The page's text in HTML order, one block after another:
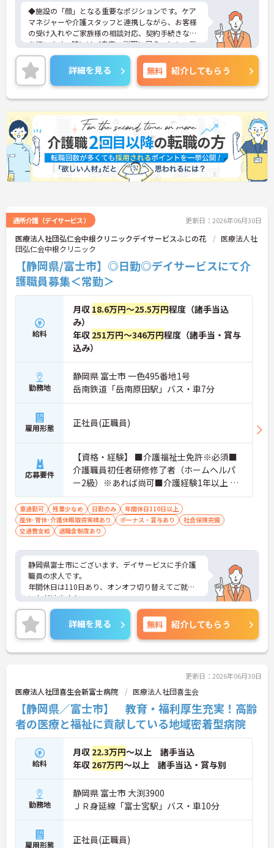
◆施設の「顔」となる重要なポジションです。ケア
マネジャーや介護スタッフと連携しながら、お客様
の受け入れやご家族様の相談対応、契約手続きなど
を行います。時にはご自宅へ説明に伺うことも。業
務の幅は広いですが、その分、お客様の「困った」
に寄り添い、解決できた時の喜びはひとしおです。
親身な対応ができるあなたを、スタッフみんなが待
っています。
◆年間休日は117日以上あり、シフト制ですが希望
休も考慮してもらえるので予定が立てやすいのが嬉
しいポイントです。有給休暇は1時間単位で取得でき
るので、「ちょっと用事を済ませたい」という時に
も便利。オンとオフを上手に切り替えて、自分らし
い働き方が実現できます。
◆タブレット端末を活用した介護記録システムを導
入♪スタッフ同士の情報共有もスムーズになり、
詳細を見る 無料 紹介してもらう
通所介護（デイサービス） 更新日：2026年06月30日
医療法人社団弘仁会中根クリニックデイサービスふじの花
医療法人社
団弘仁会中根クリニック
【静岡県/富士市】◎日勤◎デイサービスにて介
護職員募集＜常勤＞
給料
月収 18.6万円～25.5万円程度（諸手当込
み）
年収 251万円～346万円程度（諸手当・賞与
込み）
勤務地
静岡県 富士市 一色495番地1号
岳南鉄道「岳南原田駅」バス・車7分
雇用形態 正社員(正職員)
応募要件
【資格・経験】 ■介護福祉士免許※必須■
介護職員初任者研修修了者（ホームヘルパ
ー2級）※あれば尚可■介護経験1年以上 ■
普通自動車運転免許（ＡＴ限定可）※必須
■基本的PC操作
車通勤可 残業少なめ 日勤のみ
年間休日110日以上
産休･育休･介護休暇取得実績あり
ボーナス・賞与あり
社会保険完備
交通費支給
退職金制度あり
静岡県富士市にございます、デイサービスに手介護
職員の求人です。
年間休日は110日あり、オンオフ切り替えてご就業
いただけます！
マイカー通勤OK無料駐車場完備なので、毎日の通勤
も楽々です◎
また、日曜日は固定休暇なので、週末はご家族との
時間を大切にしていただけます！
ご興味をお持ちの方はお気軽にお問合せ下さい！
詳細を見る 無料 紹介してもらう
更新日：2026年06月30日
医療法人社団喜生会新富士病院 医療法人社団喜生会
【静岡県／富士市】 教育・福利厚生充実！高齢
者の医療と福祉に貢献している地域密着型病院
給料
月収 22.3万円～以上 諸手当込
年収 267万円～以上 諸手当込・賞与別
勤務地
静岡県 富士市 大渕3900
ＪＲ身延線「富士宮駅」バス・車10分
雇用形態 正社員(正職員)